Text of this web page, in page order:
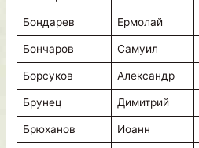
Бондарев Ермолай
Бончаров Самуил
Борсуков Александр
Брунец Димитрий
Брюханов Иоанн